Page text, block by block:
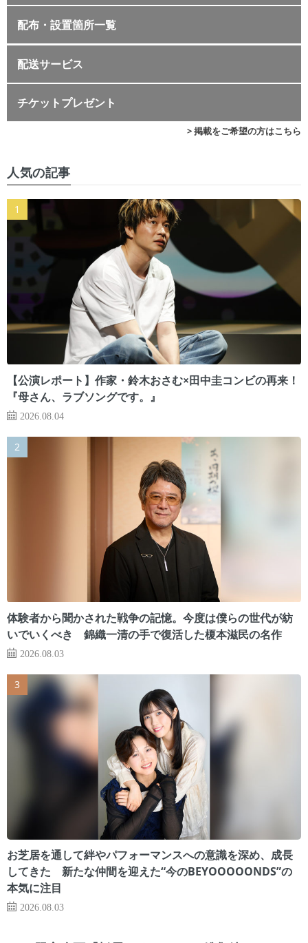
配布・設置箇所一覧
配送サービス
チケットプレゼント
> 掲載をご希望の方はこちら
人気の記事
【公演レポート】作家・鈴木おさむ×田中圭コンビの再来！
『母さん、ラブソングです。』
2026.08.04
体験者から聞かされた戦争の記憶。今度は僕らの世代が紡
いでいくべき 錦織一清の手で復活した榎本滋民の名作
2026.08.03
お芝居を通して絆やパフォーマンスへの意識を深め、成長
してきた 新たな仲間を迎えた“今のBEYOOOOONDS”の
本気に注目
2026.08.03